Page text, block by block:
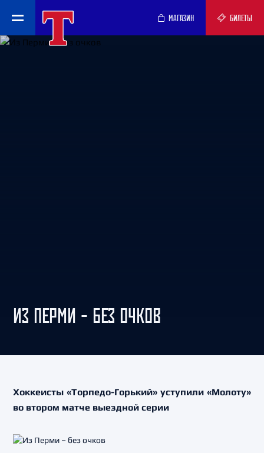
МАГАЗИН БИЛЕТЫ
ИЗ ПЕРМИ – БЕЗ ОЧКОВ
Хоккеисты «Торпедо-Горький» уступили «Молоту»
во втором матче выездной серии